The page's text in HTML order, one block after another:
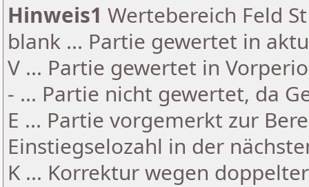
Hinweis1 Wertebereich Feld
blank ... Partie gewertet in
V ... Partie gewertet in
- ... Partie nicht gewertet, da
E ... Partie vorgemerkt zur
Einstiegselozahl in der
K ... Korrektur wegen